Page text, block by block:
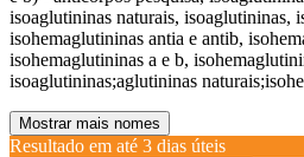
isoaglutininas naturais, isoaglutininas,
isohemaglutininas antia e antib,
isohemaglutininas a e b,
isoaglutininas;aglutininas
Mostrar mais nomes
Resultado em até 3 dias úteis